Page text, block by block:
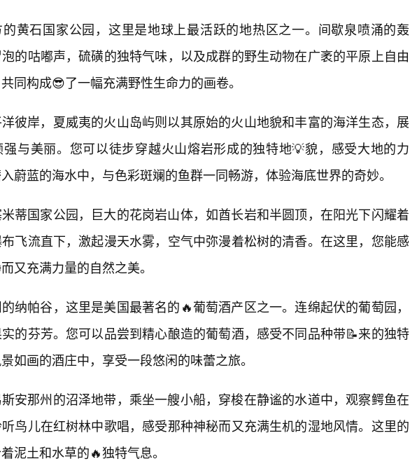
黄石国家公园，这里是地球上最活跃的地热区之一。间歇泉喷涌的轰
的咕嘟声，硫磺的独特气味，以及成群的野生动物在广袤的平原上自由
同构成😎了一幅充满野性生命力的画卷。
彼岸，夏威夷的火山岛屿则以其原始的火山地貌和丰富的海洋生态，展
与美丽。您可以徒步穿越火山熔岩形成的独特地💡貌，感受大地的力
蔚蓝的海水中，与色彩斑斓的鱼群一同畅游，体验海底世界的奇妙。
蒂国家公园，巨大的花岗岩山体，如酋长岩和半圆顶，在阳光下闪耀着
飞流直下，激起漫天水雾，空气中弥漫着松树的清香。在这里，您能感
又充满力量的自然之美。
纳帕谷，这里是美国最著名的🔥葡萄酒产区之一。连绵起伏的葡萄园，
的芬芳。您可以品尝到精心酿造的葡萄酒，感受不同品种带📝来的独特
如画的酒庄中，享受一段悠闲的味蕾之旅。
安那州的沼泽地带，乘坐一艘小船，穿梭在静谧的水道中，观察鳄鱼在
鸟儿在红树林中歌唱，感受那种神秘而又充满生机的湿地风情。这里的
泥土和水草的🔥独特气息。